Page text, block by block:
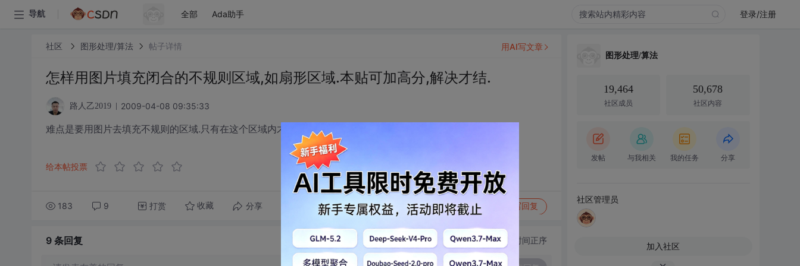
导航 全部 Ada助手 登录/注册
社区 图形处理/算法 帖子详情
怎样用图片填充闭合的不规则区域,如扇形区域.本贴可加高分,解决才结.
路人乙2019 2009-04-08 09:35:33
难点是要用图片去填充不规则的区域.只有在这个区域内才显示图片.最好有例子.
给本帖投票
183 9 打赏 收藏 分享 转发到动态 举报 写回复
用AI写文章
9 条回复 切换为时间正序
图形处理/算法
19,464
社区成员
50,678
社区内容
发帖 与我相关 我的任务 分享
社区管理员
加入社区